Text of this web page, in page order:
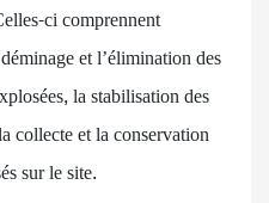
ci comprennent
et l’élimination des
la stabilisation des
collecte et la conservation
sur le site.